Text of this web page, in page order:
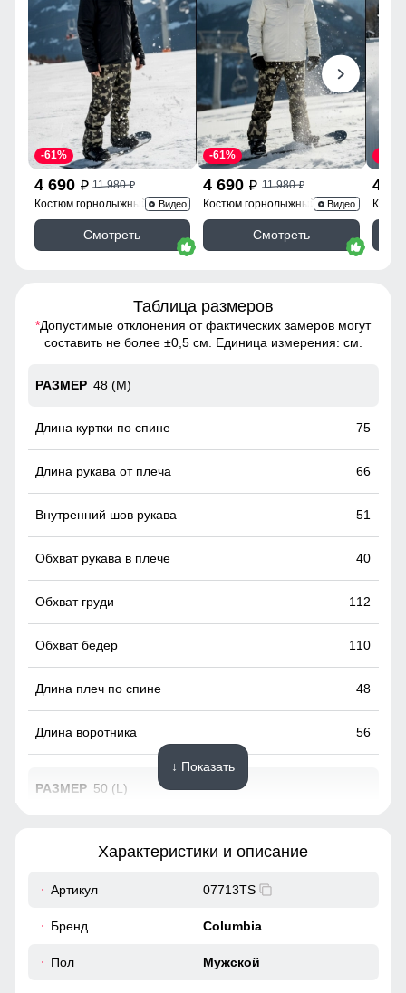
4 690 p 11 980p
-61%
Костюм горнолыжный
02412Ch
Видео
Смотреть
4 690 p 11 980p
-61%
Костюм горнолыжный
02412Bl
Видео
Смотреть
4
Таблица размеров
*Допустимые отклонения от фактических замеров могут
составить не более ±0,5 см. Единица измерения: см.
48 (M)
75
66
51
40
112
110
48
56
50 (L)
↓ Показать
Характеристики и описание
Артикул 07713TS
Бренд Columbia
Пол Мужской